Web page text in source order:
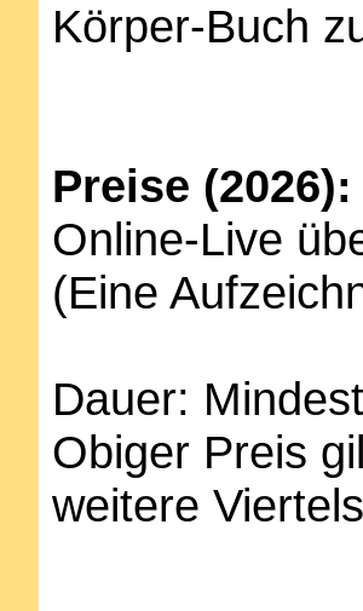
Körper-Buch
Preise (2026):
Online-Live
(Eine
Dauer:
Obiger Preis
weitere